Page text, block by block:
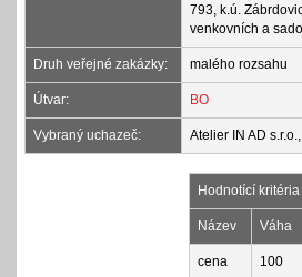
793, k.ú.
venkovních a
Druh veřejné zakázky: malého rozsahu
Útvar: BO
Vybraný uchazeč: Atelier IN AD
Hodnotící kritéria
Název Váha
cena 100